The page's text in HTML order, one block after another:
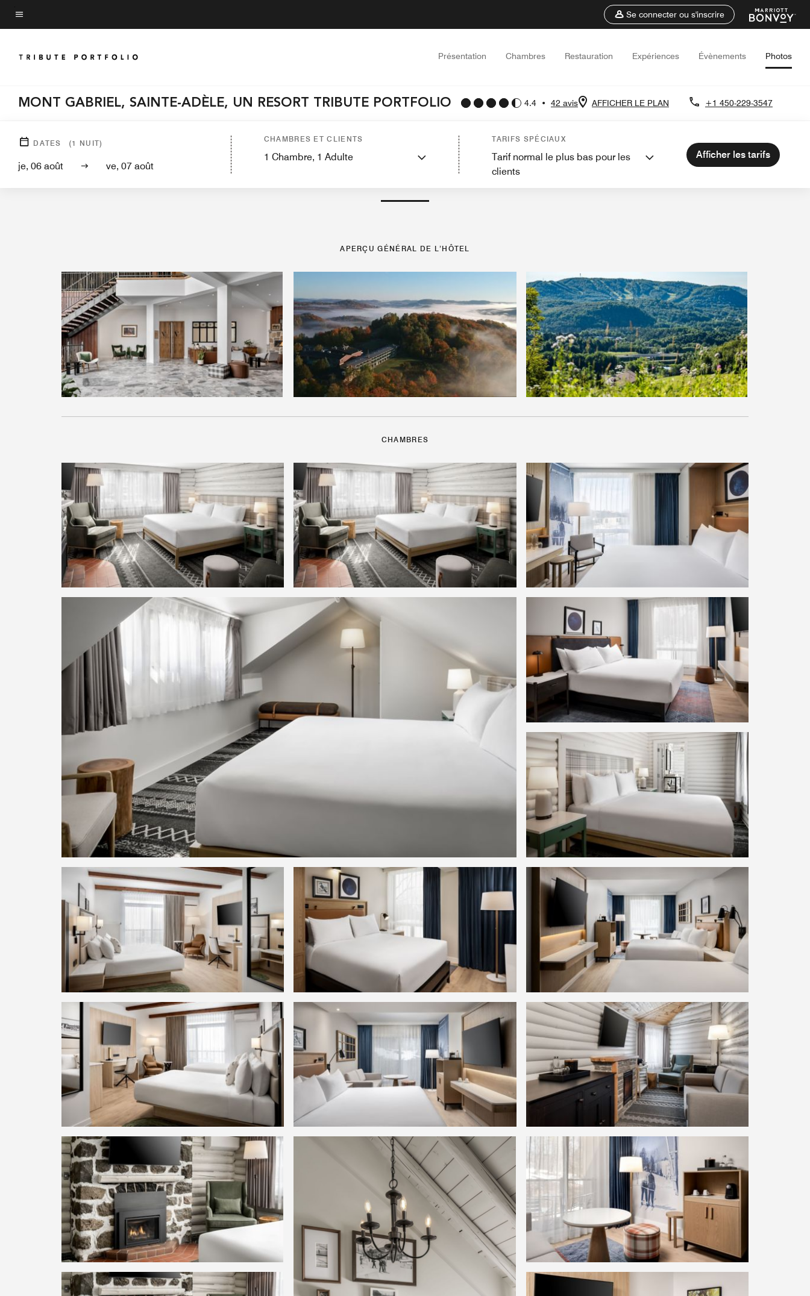
Skip
to
content
Texte du menu
Se connecter ou s'inscrire
Présentation Chambres Restauration Expériences Évènements Photos
MONT GABRIEL, SAINTE-ADÈLE, UN RESORT TRIBUTE PORTFOLIO 4.4 • 42 avis AFFICHER LE PLAN +1 450-229-3547
DATES (1 NUIT)
je, 06 août ve, 07 août
CHAMBRES ET CLIENTS
1 Chambre, 1 Adulte
TARIFS SPÉCIAUX
Tarif normal le plus bas pour les
clients
Afficher les tarifs
Chambres SuitesCaractéristiques Restauration Golf Sites touristiques à proximité
APERÇU GÉNÉRAL DE L’HÔTEL
CHAMBRES